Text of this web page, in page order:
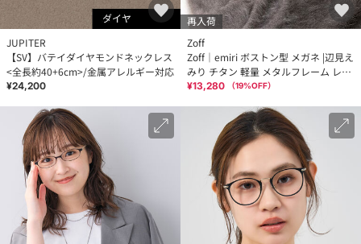
JUPITER
【SV】バテイダイヤモンドネックレス
<全長約40+6cm>/金属アレルギー対応
¥24,200
再入荷
Zoff
Zoff｜emiri ボストン型 メガネ |辺見え
みり チタン 軽量 メタルフレーム レン
ズ交換券付
¥13,280 （19%OFF）